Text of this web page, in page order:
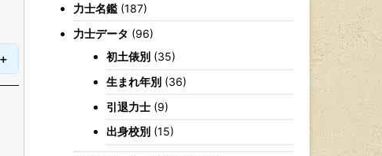
力士名鑑 (187)
力士データ (96)
初土俵別 (35)
生まれ年別 (36)
引退力士 (9)
出身校別 (15)